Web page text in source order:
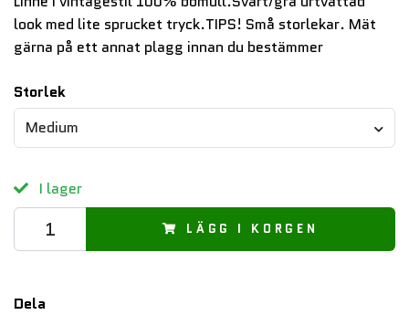
look med lite sprucket tryck.TIPS! Små storlekar. Mät
gärna på ett annat plagg innan du bestämmer
Storlek
Medium
I lager
LÄGG I KORGEN
Dela